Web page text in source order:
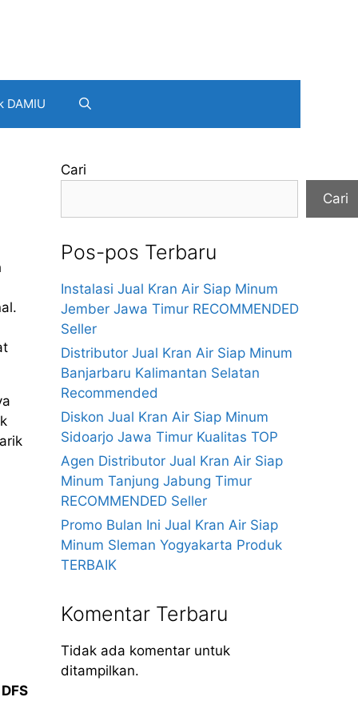
DAMIU
DFS
Cari
Cari
Pos-pos Terbaru
Instalasi Jual Kran Air Siap Minum
Jember Jawa Timur RECOMMENDED
Seller
Distributor Jual Kran Air Siap Minum
Banjarbaru Kalimantan Selatan
Recommended
Diskon Jual Kran Air Siap Minum
Sidoarjo Jawa Timur Kualitas TOP
Agen Distributor Jual Kran Air Siap
Minum Tanjung Jabung Timur
RECOMMENDED Seller
Promo Bulan Ini Jual Kran Air Siap
Minum Sleman Yogyakarta Produk
TERBAIK
Komentar Terbaru
Tidak ada komentar untuk
ditampilkan.